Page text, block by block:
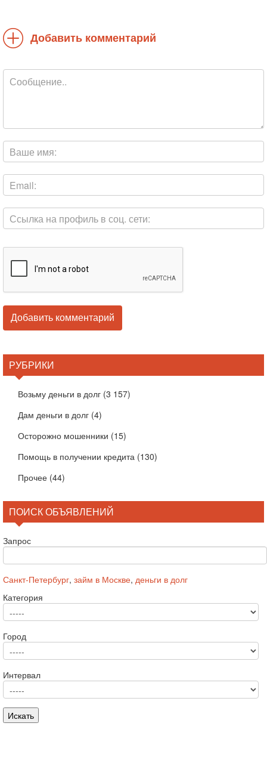
Добавить комментарий
РУБРИКИ
Возьму деньги в долг (3 157)
Дам деньги в долг (4)
Осторожно мошенники (15)
Помощь в получении кредита (130)
Прочее (44)
ПОИСК ОБЪЯВЛЕНИЙ
Запрос
Санкт-Петербург, займ в Москве, деньги в долг
Категория
Город
Интервал